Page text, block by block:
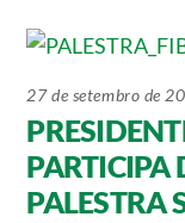
27 de setembro de
PARTICIPA
PALESTRA